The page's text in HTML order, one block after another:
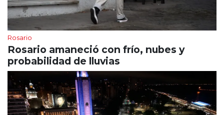
Rosario
Rosario amaneció con frío, nubes y
probabilidad de lluvias